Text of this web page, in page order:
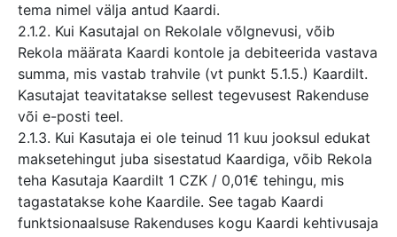
tema nimel välja antud Kaardi.
2.1.2. Kui Kasutajal on Rekolale võlgnevusi, võib
Rekola määrata Kaardi kontole ja debiteerida vastava
summa, mis vastab trahvile (vt punkt 5.1.5.) Kaardilt.
Kasutajat teavitatakse sellest tegevusest Rakenduse
või e-posti teel.
2.1.3. Kui Kasutaja ei ole teinud 11 kuu jooksul edukat
maksetehingut juba sisestatud Kaardiga, võib Rekola
teha Kasutaja Kaardilt 1 CZK / 0,01€ tehingu, mis
tagastatakse kohe Kaardile. See tagab Kaardi
funktsionaalsuse Rakenduses kogu Kaardi kehtivusaja